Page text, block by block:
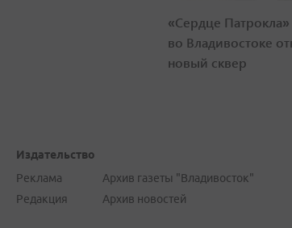
«Сердце Патрокла»
во Владивостоке
новый сквер
Издательство
Реклама
Редакция
Архив газеты "Владивосток"
Архив новостей